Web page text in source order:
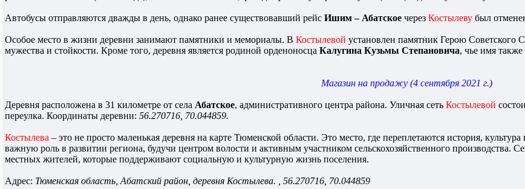
Автобусы отправляются дважды в день, однако ранее существовавший рейс Ишим – Абатское через Костылеву был
Особое место в жизни деревни занимают памятники и мемориалы. В Костылевой установлен памятник Герою Советского
мужества и стойкости. Кроме того, деревня является родиной орденоносца Калугина Кузьмы Степановича, чье имя также
Магазин на продажу (4 сентября 2021 г.)
Деревня расположена в 31 километре от села Абатское, административного центра района. Уличная сеть Костылевой
переулка. Координаты деревни: 56.270716, 70.044859.
Костылева – это не просто маленькая деревня на карте Тюменской области. Это место, где переплетаются история,
важную роль в развитии региона, будучи центром волости и активным участником сельскохозяйственного производства.
местных жителей, которые поддерживают социальную и культурную жизнь поселения.
Адрес: Тюменская область, Абатский район, деревня Костылева. , 56.270716, 70.044859